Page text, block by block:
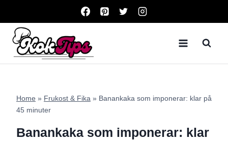
content
Home » Frukost & Fika » Banankaka som imponerar: klar på
45 minuter
Banankaka som imponerar: klar